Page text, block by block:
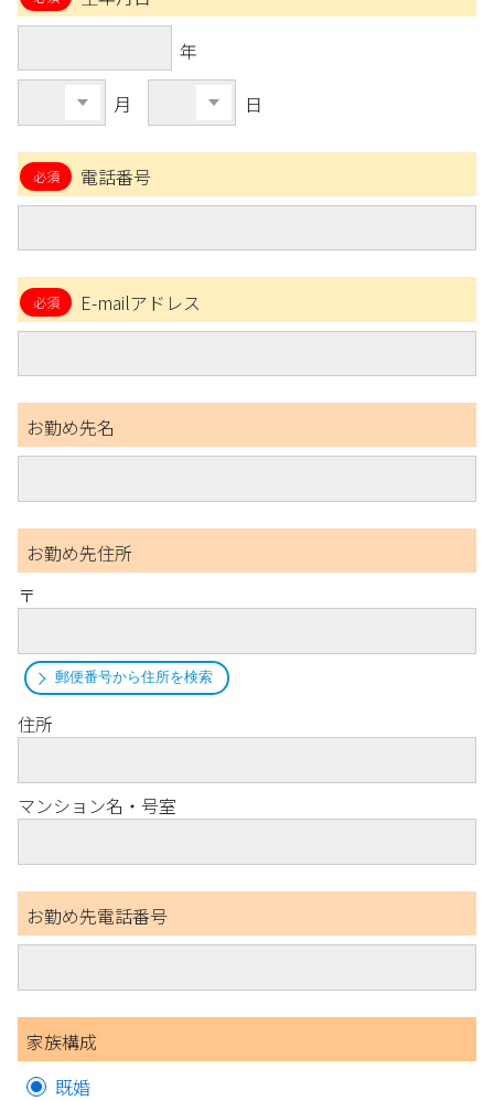
年
月 日
電話番号
E-mailアドレス
お勤め先名
お勤め先住所
〒
郵便番号から住所を検索
住所
マンション名・号室
お勤め先電話番号
家族構成
既婚